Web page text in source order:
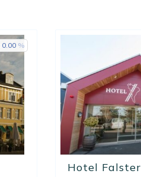
0.00
Hotel Falster